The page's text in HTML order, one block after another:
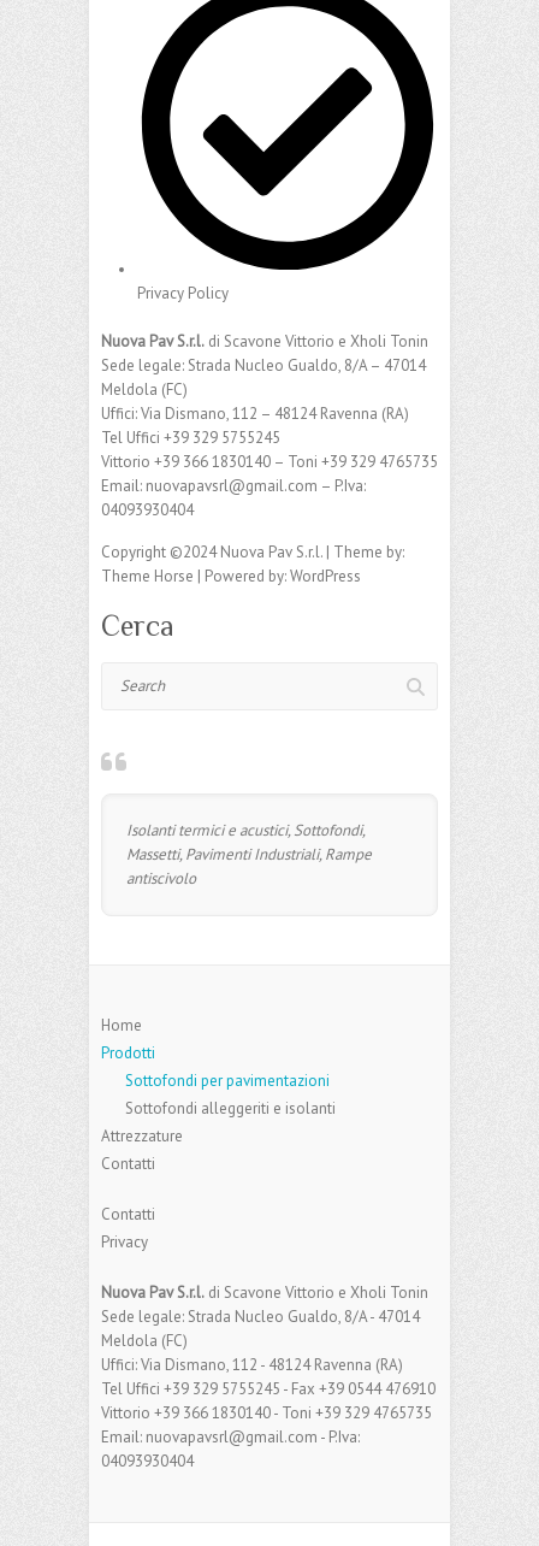
Privacy Policy
Nuova Pav S.r.l. di Scavone Vittorio e Xholi Tonin
Sede legale: Strada Nucleo Gualdo, 8/A – 47014
Meldola (FC)
Uffici: Via Dismano, 112 – 48124 Ravenna (RA)
Tel Uffici +39 329 5755245
Vittorio +39 366 1830140 – Toni +39 329 4765735
Email: nuovapavsrl@gmail.com – P.Iva:
04093930404
Copyright ©2024 Nuova Pav S.r.l. | Theme by:
Theme Horse | Powered by: WordPress
Cerca
Isolanti termici e acustici, Sottofondi,
Massetti, Pavimenti Industriali, Rampe
antiscivolo
Home
Prodotti
Sottofondi per pavimentazioni
Sottofondi alleggeriti e isolanti
Attrezzature
Contatti
Contatti
Privacy
Nuova Pav S.r.l. di Scavone Vittorio e Xholi Tonin
Sede legale: Strada Nucleo Gualdo, 8/A - 47014
Meldola (FC)
Uffici: Via Dismano, 112 - 48124 Ravenna (RA)
Tel Uffici +39 329 5755245 - Fax +39 0544 476910
Vittorio +39 366 1830140 - Toni +39 329 4765735
Email: nuovapavsrl@gmail.com - P.Iva:
04093930404